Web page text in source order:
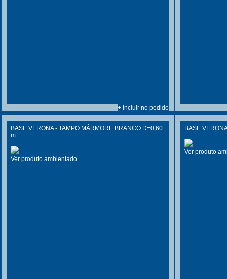
+ Incluir no pedido
BASE VERONA - TAMPO MÁRMORE BRANCO D=0,60
m
Ver produto ambientado.
BASE
Ver produto